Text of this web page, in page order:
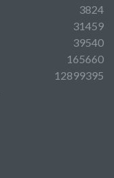
3824
31459
39540
165660
12899395